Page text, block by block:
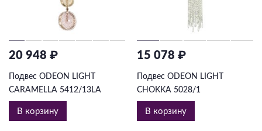
20 948 ₽
Подвес ODEON LIGHT
CARAMELLA 5412/13LA
В корзину
15 078 ₽
Подвес ODEON LIGHT
CHOKKA 5028/1
В корзину